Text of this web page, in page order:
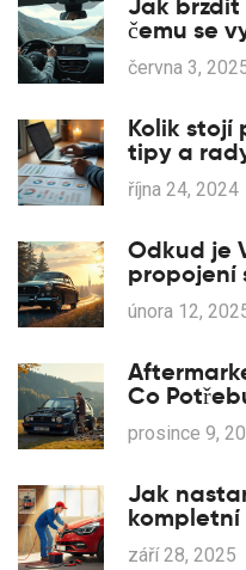
čemu se
června 3,
Kolik stojí
tipy a
října 24, 2024
Odkud je
propojení
února 12,
Co
prosince 9,
Jak
řidiče
září 28, 2025